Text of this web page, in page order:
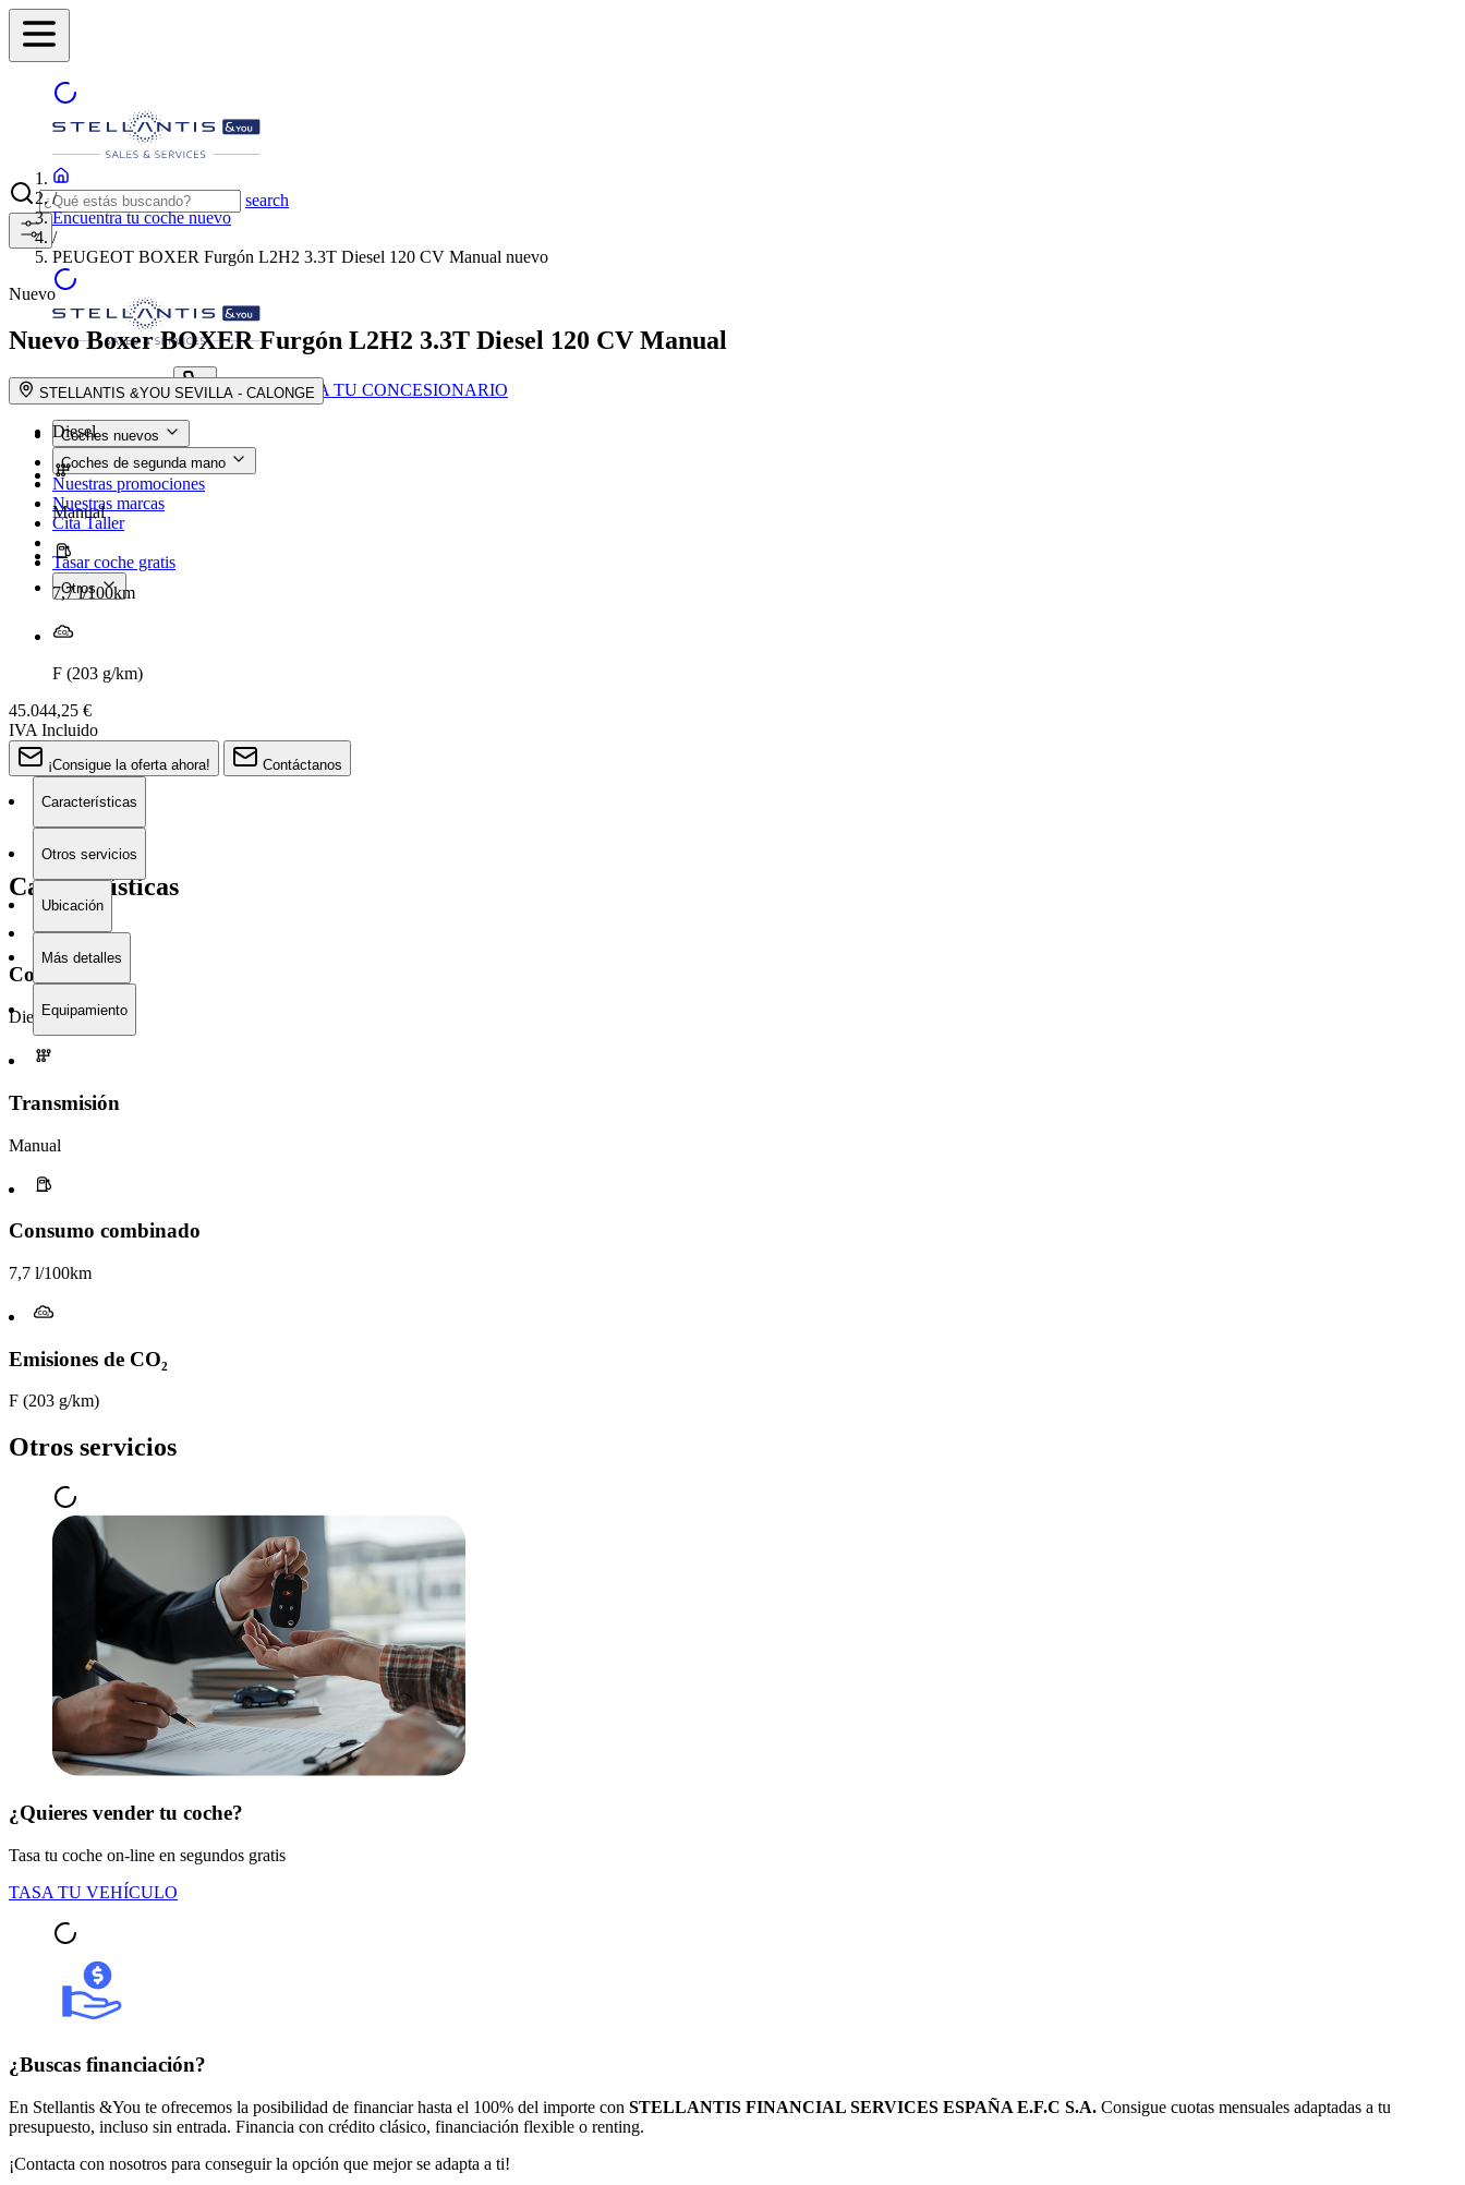
search
search button - icon ENCUENTRA TU CONCESIONARIO
Coches nuevos
Coches de segunda mano
Nuestras promociones
Nuestras marcas
Cita Taller
Tasar coche gratis
Otros
/
Encuentra tu coche nuevo
/
PEUGEOT BOXER Furgón L2H2 3.3T Diesel 120 CV Manual nuevo
Nuevo
Nuevo BoxerBOXER Furgón L2H2 3.3T Diesel 120 CV Manual
STELLANTIS &YOU SEVILLA - CALONGE
Diesel
Manual
7,7 l/100km
F (203 g/km)
45.044,25 €
IVA Incluido
¡Consigue la oferta ahora! Contáctanos
Características
Otros servicios
Ubicación
Más detalles
Equipamiento
Características
Combustible
Diesel
Transmisión
Manual
Consumo combinado
7,7 l/100km
Emisiones de CO₂
F (203 g/km)
Otros servicios
¿Quieres vender tu coche?
Tasa tu coche on-line en segundos gratis
TASA TU VEHÍCULO
¿Buscas financiación?
En Stellantis &You te ofrecemos la posibilidad de financiar hasta el 100% del importe con STELLANTIS FINANCIAL SERVICES ESPAÑA E.F.C S.A. Consigue cuotas mensuales adaptadas a tu
presupuesto, incluso sin entrada. Financia con crédito clásico, financiación flexible o renting.
¡Contacta con nosotros para conseguir la opción que mejor se adapta a ti!